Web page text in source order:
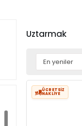
Uztarmak
ÜCRETSİZ
NAKLİYE